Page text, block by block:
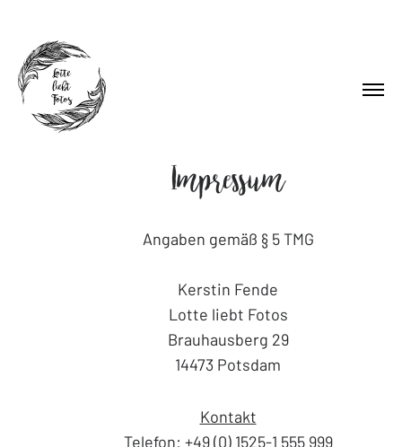
Impressum
Angaben gemäß § 5 TMG
Kerstin Fende
Lotte liebt Fotos
Brauhausberg 29
14473 Potsdam
Kontakt
Telefon: +49 (0) 1525-1 555 999